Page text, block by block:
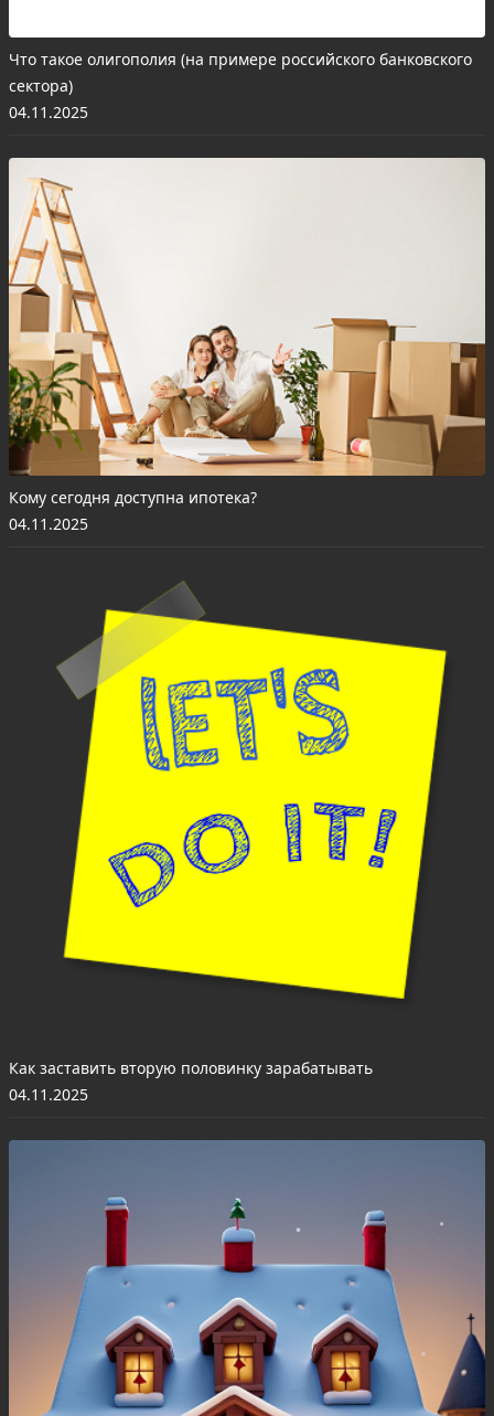
Что такое олигополия (на примере российского банковского
сектора)
04.11.2025
Кому сегодня доступна ипотека?
04.11.2025
Как заставить вторую половинку зарабатывать
04.11.2025